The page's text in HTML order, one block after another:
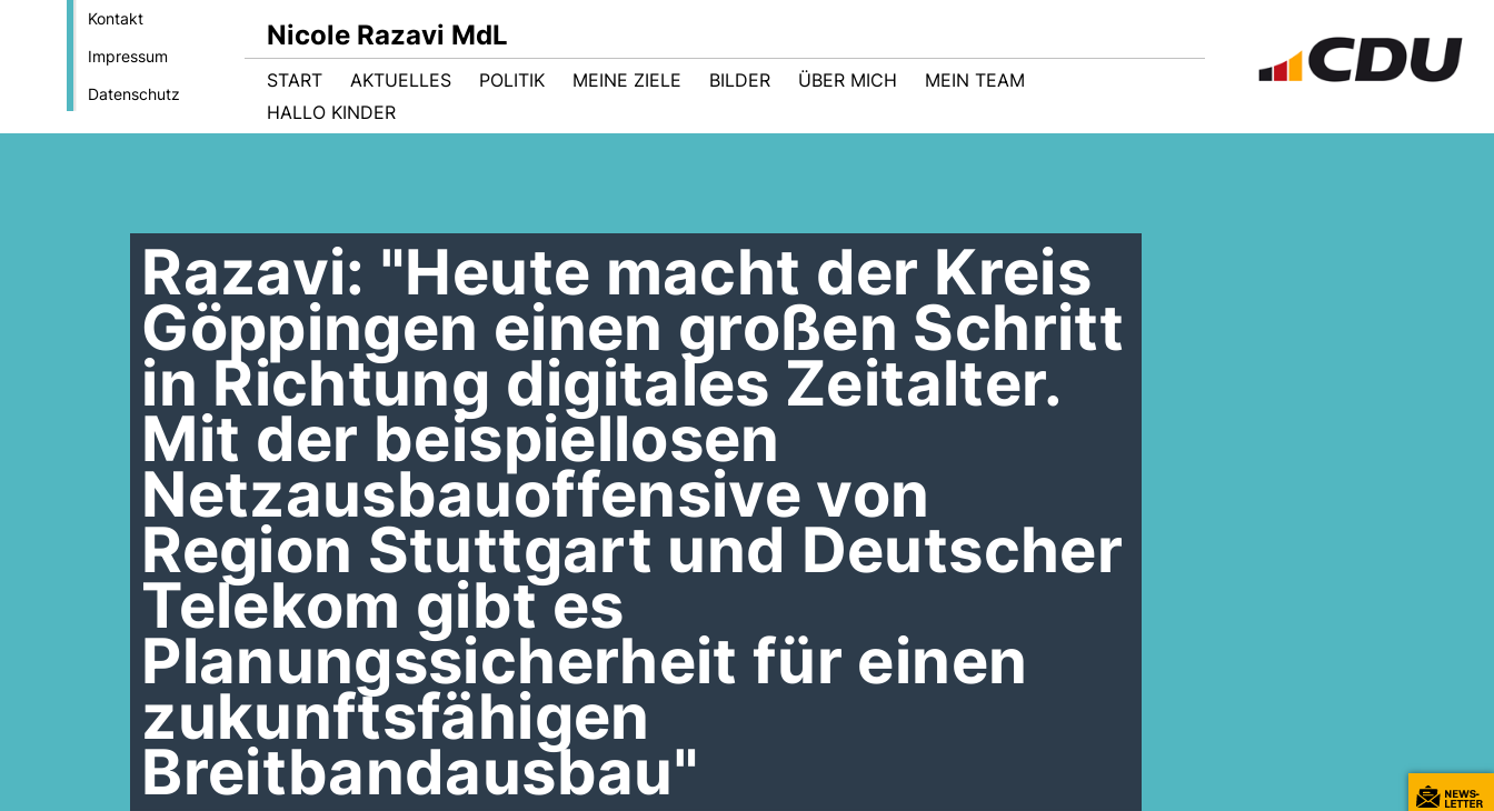
Kontakt
Impressum
Datenschutz
Nicole Razavi MdL
START AKTUELLES POLITIK MEINE ZIELE BILDER ÜBER MICH
MEIN TEAM
HALLO KINDER
Razavi: "Heute macht der Kreis
Göppingen einen großen Schritt
in Richtung digitales Zeitalter.
Mit der beispiellosen
Netzausbauoffensive von
Region Stuttgart und Deutscher
Telekom gibt es
Planungssicherheit für einen
zukunftsfähigen
Breitbandausbau"